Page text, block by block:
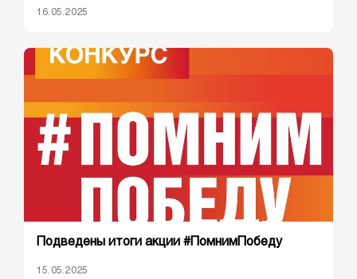
16.05.2025
Подведены итоги акции #ПомнимПобеду
15.05.2025